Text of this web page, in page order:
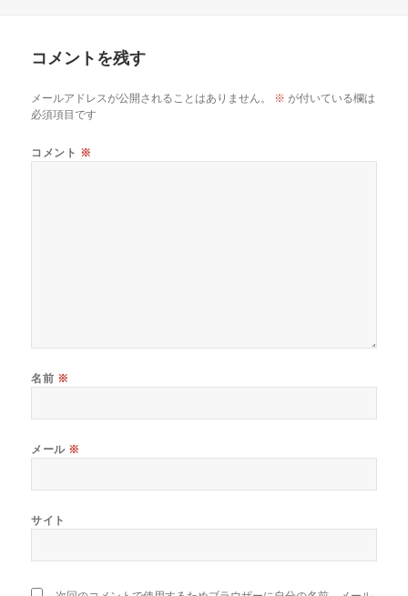
コメントを残す
メールアドレスが公開されることはありません。 ※ が付いている欄は
必須項目です
コメント ※
名前 ※
メール ※
サイト